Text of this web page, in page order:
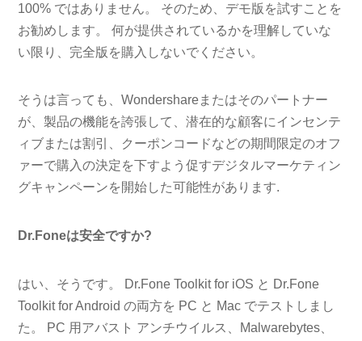
100% ではありません。 そのため、デモ版を試すことを
お勧めします。 何が提供されているかを理解していな
い限り、完全版を購入しないでください。
そうは言っても、Wondershareまたはそのパートナー
が、製品の機能を誇張して、潜在的な顧客にインセンテ
ィブまたは割引、クーポンコードなどの期間限定のオフ
ァーで購入の決定を下すよう促すデジタルマーケティン
グキャンペーンを開始した可能性があります.
Dr.Foneは安全ですか?
はい、そうです。 Dr.Fone Toolkit for iOS と Dr.Fone
Toolkit for Android の両方を PC と Mac でテストしまし
た。 PC 用アバスト アンチウイルス、Malwarebytes、